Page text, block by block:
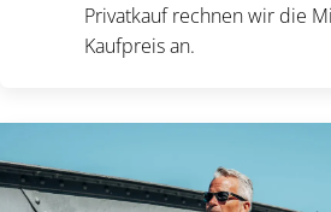
Privatkauf rechnen wir die
Kaufpreis an.